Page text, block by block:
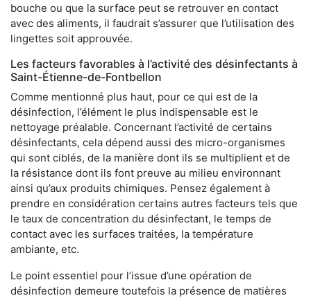
bouche ou que la surface peut se retrouver en contact
avec des aliments, il faudrait s’assurer que l’utilisation des
lingettes soit approuvée.
Les facteurs favorables à l’activité des désinfectants à
Saint-Étienne-de-Fontbellon
Comme mentionné plus haut, pour ce qui est de la
désinfection, l’élément le plus indispensable est le
nettoyage préalable. Concernant l’activité de certains
désinfectants, cela dépend aussi des micro-organismes
qui sont ciblés, de la manière dont ils se multiplient et de
la résistance dont ils font preuve au milieu environnant
ainsi qu’aux produits chimiques. Pensez également à
prendre en considération certains autres facteurs tels que
le taux de concentration du désinfectant, le temps de
contact avec les surfaces traitées, la température
ambiante, etc.
Le point essentiel pour l’issue d’une opération de
désinfection demeure toutefois la présence de matières